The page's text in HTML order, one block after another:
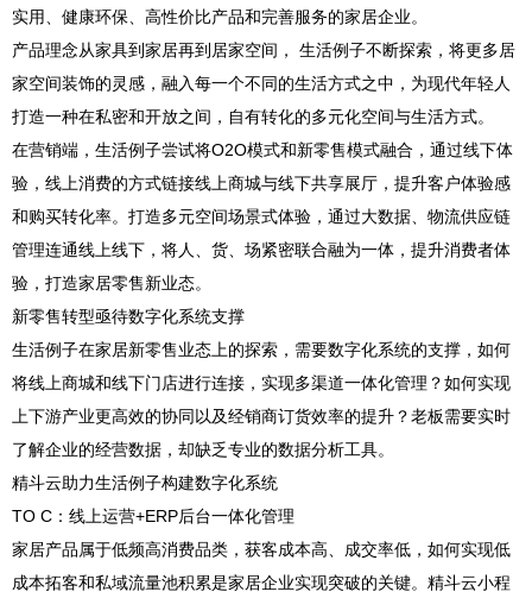
实用、健康环保、高性价比产品和完善服务的家居企业。
产品理念从家具到家居再到居家空间， 生活例子不断探索，将更多居
家空间装饰的灵感，融入每一个不同的生活方式之中，为现代年轻人
打造一种在私密和开放之间，自有转化的多元化空间与生活方式。
在营销端，生活例子尝试将O2O模式和新零售模式融合，通过线下体
验，线上消费的方式链接线上商城与线下共享展厅，提升客户体验感
和购买转化率。打造多元空间场景式体验，通过大数据、物流供应链
管理连通线上线下，将人、货、场紧密联合融为一体，提升消费者体
验，打造家居零售新业态。
新零售转型亟待数字化系统支撑
生活例子在家居新零售业态上的探索，需要数字化系统的支撑，如何
将线上商城和线下门店进行连接，实现多渠道一体化管理？如何实现
上下游产业更高效的协同以及经销商订货效率的提升？老板需要实时
了解企业的经营数据，却缺乏专业的数据分析工具。
精斗云助力生活例子构建数字化系统
TO C：线上运营+ERP后台一体化管理
家居产品属于低频高消费品类，获客成本高、成交率低，如何实现低
成本拓客和私域流量池积累是家居企业实现突破的关键。精斗云小程